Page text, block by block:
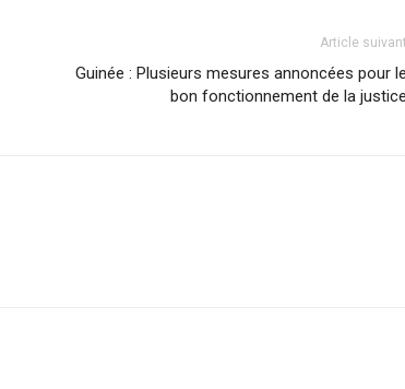
Article suivant
Guinée : Plusieurs mesures annoncées pour le
bon fonctionnement de la justice